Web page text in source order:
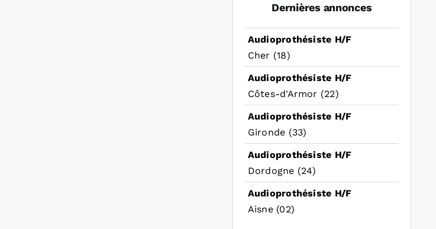
Dernières annonces
Audioprothésiste H/F
Cher (18)
Audioprothésiste H/F
Côtes-d'Armor (22)
Audioprothésiste H/F
Gironde (33)
Audioprothésiste H/F
Dordogne (24)
Audioprothésiste H/F
Aisne (02)